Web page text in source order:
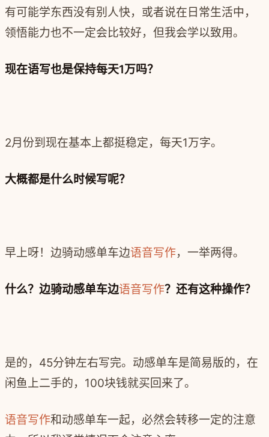
有可能学东西没有别人快，‍‍或者说在日常生活中，
领悟能力也不一定会比较好，但我会学以致用。
现在语写也是保持每天1万吗？
2月份到现在基本上都挺稳定，每天1万字。
大概都是什么时候写呢？‍‍
早上呀！边骑动感单车边语音写作，一举两得。
什么？边骑动感单车边语音写作？还有这种操作？
是的，45分钟左右写完。动感单车是简易版的，‍‍在
闲鱼上二手的，100块钱就买回来了。
语音写作和动感单车一起，必然会转移一定的注意